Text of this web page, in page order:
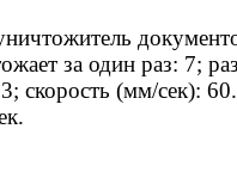
за один раз: 7;
скорость (мм/сек):